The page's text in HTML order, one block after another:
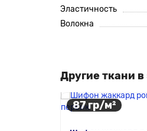
Эластичность
Волокна
Другие ткани
87 гр/м²